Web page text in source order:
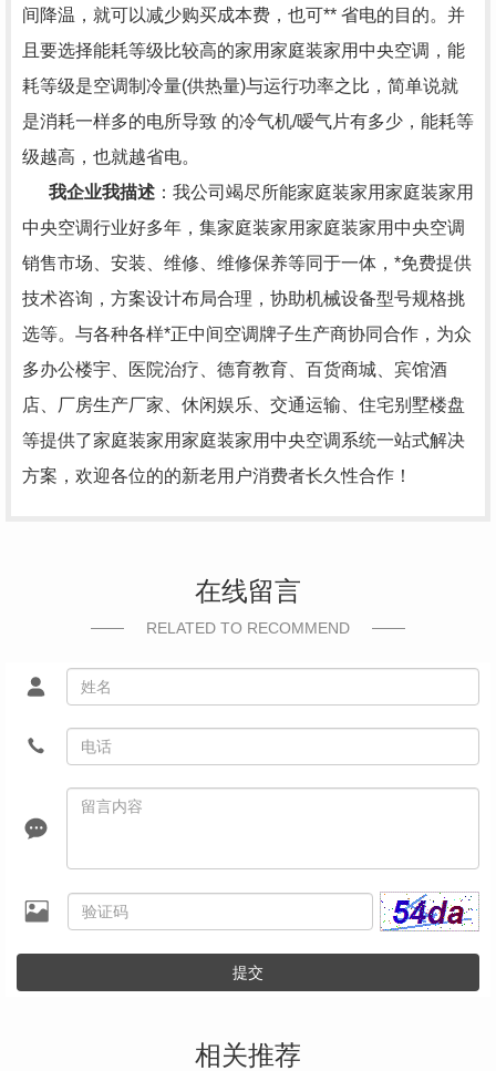
间降温，就可以减少购买成本费，也可** 省电的目的。并
且要选择能耗等级比较高的家用家庭装家用中央空调，能
耗等级是空调制冷量(供热量)与运行功率之比，简单说就
是消耗一样多的电所导致 的冷气机/暧气片有多少，能耗等
级越高，也就越省电。
我企业我描述 ：我公司竭尽所能家庭装家用家庭装家用
中央空调行业好多年，集家庭装家用家庭装家用中央空调
销售市场、安装、维修、维修保养等同于一体，*免费提供
技术咨询，方案设计布局合理，协助机械设备型号规格挑
选等。与各种各样*正中间空调牌子生产商协同合作，为众
多办公楼宇、医院治疗、德育教育、百货商城、宾馆酒
店、厂房生产厂家、休闲娱乐、交通运输、住宅别墅楼盘
等提供了家庭装家用家庭装家用中央空调系统一站式解决
方案，欢迎各位的的新老用户消费者长久性合作！
在线留言
RELATED TO RECOMMEND
提交
相关推荐